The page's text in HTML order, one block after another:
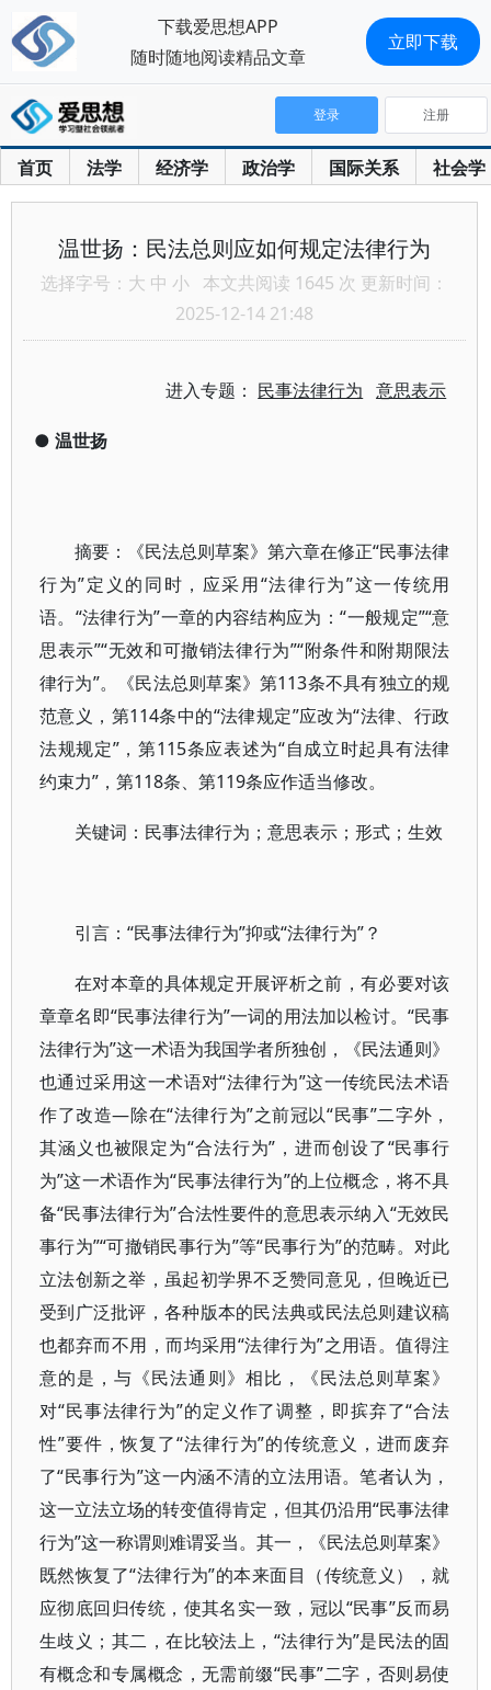
首页 法学 经济学 政治学 国际关系 社会学
登录 注册
温世扬：民法总则应如何规定法律行为
选择字号： 大 中 小 本文共阅读 1645 次 更新时间：
2025-12-14 21:48
进入专题： 民事法律行为 意思表示
● 温世扬
摘要：《民法总则草案》第六章在修正“民事法律
行为”定义的同时，应采用“法律行为”这一传统用
语。“法律行为”一章的内容结构应为：“一般规定”“意
思表示”“无效和可撤销法律行为”“附条件和附期限法
律行为”。《民法总则草案》第113条不具有独立的规
范意义，第114条中的“法律规定”应改为“法律、行政
法规规定”，第115条应表述为“自成立时起具有法律
约束力”，第118条、第119条应作适当修改。
关键词：民事法律行为；意思表示；形式；生效
引言：“民事法律行为”抑或“法律行为”？
在对本章的具体规定开展评析之前，有必要对该
章章名即“民事法律行为”一词的用法加以检讨。“民事
法律行为”这一术语为我国学者所独创，《民法通则》
也通过采用这一术语对“法律行为”这一传统民法术语
作了改造—除在“法律行为”之前冠以“民事”二字外，
其涵义也被限定为“合法行为”，进而创设了“民事行
为”这一术语作为“民事法律行为”的上位概念，将不具
备“民事法律行为”合法性要件的意思表示纳入“无效民
事行为”“可撤销民事行为”等“民事行为”的范畴。对此
立法创新之举，虽起初学界不乏赞同意见，但晚近已
受到广泛批评，各种版本的民法典或民法总则建议稿
也都弃而不用，而均采用“法律行为”之用语。值得注
意的是，与《民法通则》相比，《民法总则草案》
对“民事法律行为”的定义作了调整，即摈弃了“合法
性”要件，恢复了“法律行为”的传统意义，进而废弃
了“民事行为”这一内涵不清的立法用语。笔者认为，
这一立法立场的转变值得肯定，但其仍沿用“民事法律
行为”这一称谓则难谓妥当。其一，《民法总则草案》
既然恢复了“法律行为”的本来面目（传统意义），就
应彻底回归传统，使其名实一致，冠以“民事”反而易
生歧义；其二，在比较法上，“法律行为”是民法的固
有概念和专属概念，无需前缀“民事”二字，否则易使
下载爱思想APP
随时随地阅读精品文章
立即下载